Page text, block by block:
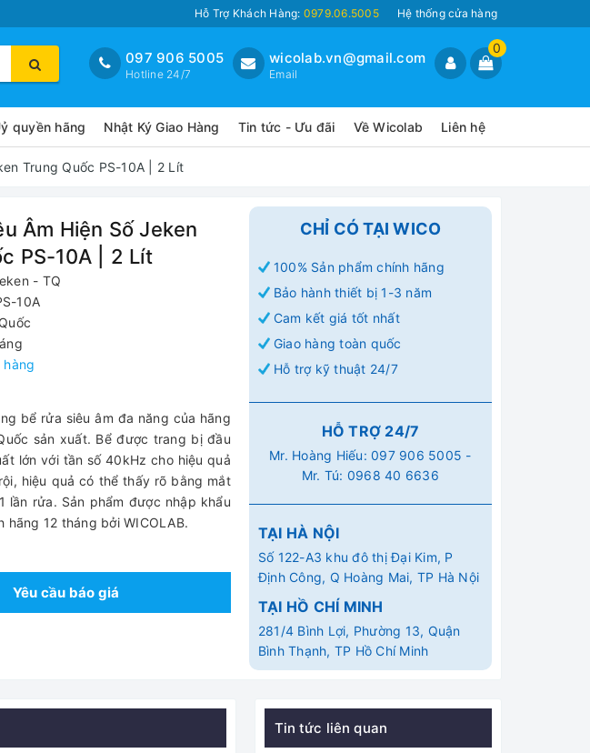
Hỗ Trợ Khách Hàng: 0979.06.5005 Hệ thống cửa hàng
0
wicolab.vn@gmail.com
Email
097 906 5005
Hotline 24/7
quyền hãng Nhật Ký Giao Hàng Tin tức - Ưu đãi Về Wicolab Liên hệ
Trung Quốc PS-10A | 2 Lít
Âm Hiện Số Jeken
PS-10A | 2 Lít
- TQ
10A
hàng
bể rửa siêu âm đa năng của hãng
sản xuất. Bể được trang bị đầu
lớn với tần số 40kHz cho hiệu quả
hiệu quả có thể thấy rõ bằng mắt
lần rửa. Sản phẩm được nhập khẩu
hãng 12 tháng bởi WICOLAB.
Yêu cầu báo giá
CHỈ CÓ TẠI WICO
100% Sản phẩm chính hãng
Bảo hành thiết bị 1-3 năm
Cam kết giá tốt nhất
Giao hàng toàn quốc
Hỗ trợ kỹ thuật 24/7
HỖ TRỢ 24/7
Mr. Hoàng Hiếu:097 906 5005 -
Mr. Tú: 0968 40 6636
TẠI HÀ NỘI
Số 122-A3 khu đô thị Đại Kim, P
Định Công, Q Hoàng Mai, TP Hà Nội
TẠI HỒ CHÍ MINH
281/4 Bình Lợi, Phường 13, Quận
Bình Thạnh, TP Hồ Chí Minh
Tin tức liên quan